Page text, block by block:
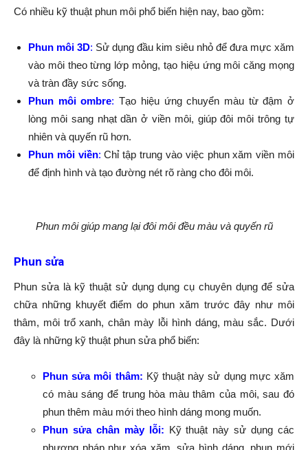
Có nhiều kỹ thuật phun môi phổ biến hiện nay, bao gồm:
Phun môi 3D: Sử dụng đầu kim siêu nhỏ để đưa mực xăm
vào môi theo từng lớp mỏng, tạo hiệu ứng môi căng mọng
và tràn đầy sức sống.
Phun môi ombre: Tạo hiệu ứng chuyển màu từ đậm ở
lòng môi sang nhạt dần ở viền môi, giúp đôi môi trông tự
nhiên và quyến rũ hơn.
Phun môi viền: Chỉ tập trung vào việc phun xăm viền môi
để định hình và tạo đường nét rõ ràng cho đôi môi.
Phun môi giúp mang lại đôi môi đều màu và quyến rũ
Phun sửa
Phun sửa là kỹ thuật sử dụng dụng cụ chuyên dụng để sửa
chữa những khuyết điểm do phun xăm trước đây như môi
thâm, môi trổ xanh, chân mày lỗi hình dáng, màu sắc. Dưới
đây là những kỹ thuật phun sửa phổ biến:
Phun sửa môi thâm: Kỹ thuật này sử dụng mực xăm
có màu sáng để trung hòa màu thâm của môi, sau đó
phun thêm màu mới theo hình dáng mong muốn.
Phun sửa chân mày lỗi: Kỹ thuật này sử dụng các
phương pháp như xóa xăm, sửa hình dáng, phun mới